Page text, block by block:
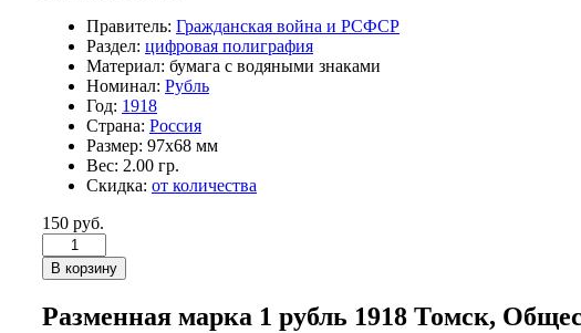
Правитель: Гражданская война и РСФСР
Раздел: цифровая полиграфия
Материал: бумага с водяными знаками
Номинал: Рубль
Год: 1918
Страна: Россия
Размер: 97х68 мм
Вес: 2.00 гр.
Скидка: от количества
150 руб.
Разменная марка 1 рубль 1918 Томск,